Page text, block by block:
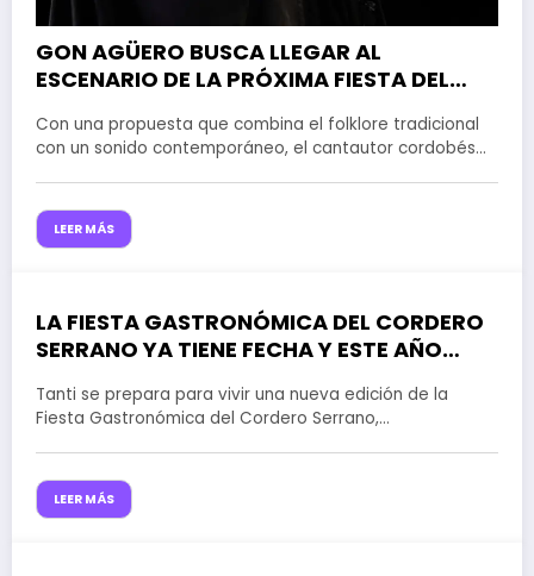
GON AGÜERO BUSCA LLEGAR AL
ESCENARIO DE LA PRÓXIMA FIESTA DEL
Con una propuesta que combina el folklore tradicional
con un sonido contemporáneo, el cantautor cordobés…
LEER MÁS
29 de julio de 2026
LA FIESTA GASTRONÓMICA DEL CORDERO
SERRANO YA TIENE FECHA Y ESTE AÑO
Tanti se prepara para vivir una nueva edición de la
Fiesta Gastronómica del Cordero Serrano,…
LEER MÁS